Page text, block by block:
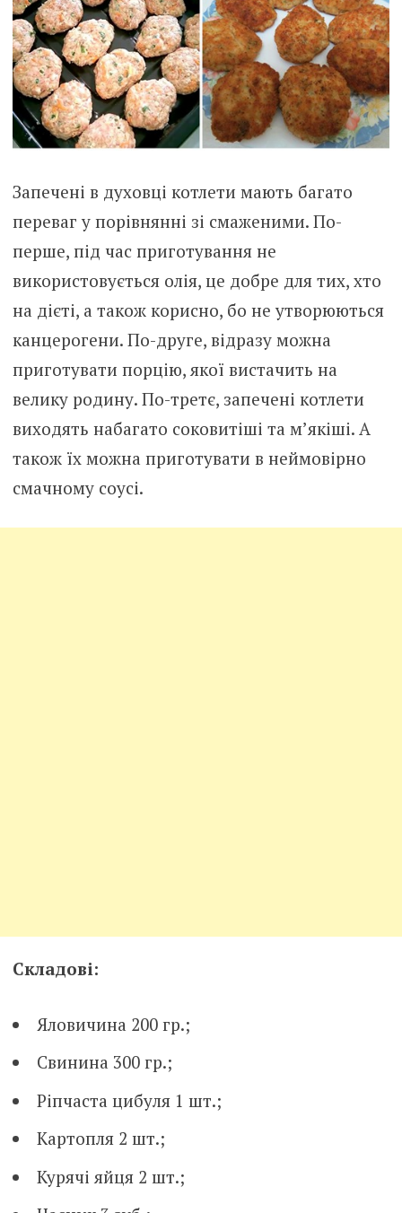
Запечені в духовці котлети мають багато
переваг у порівнянні зі смаженими. По-
перше, під час приготування не
використовується олія, це добре для тих, хто
на дієті, а також корисно, бо не утворюються
канцерогени. По-друге, відразу можна
приготувати порцію, якої вистачить на
велику родину. По-третє, запечені котлети
виходять набагато соковитіші та м’якіші. А
також їх можна приготувати в неймовірно
смачному соусі.
Складові:
Яловичина 200 гр.;
Свинина 300 гр.;
Ріпчаста цибуля 1 шт.;
Картопля 2 шт.;
Курячі яйця 2 шт.;